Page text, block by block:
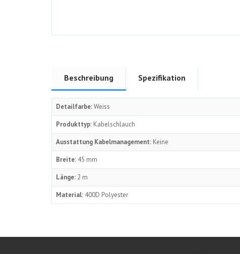
Beschreibung Spezifikation
Detailfarbe:Weiss
Produkttyp: Kabelschlauch
Ausstattung Kabelmanagement: Keine
Breite: 45 mm
Länge: 2 m
Material: 400D Polyester